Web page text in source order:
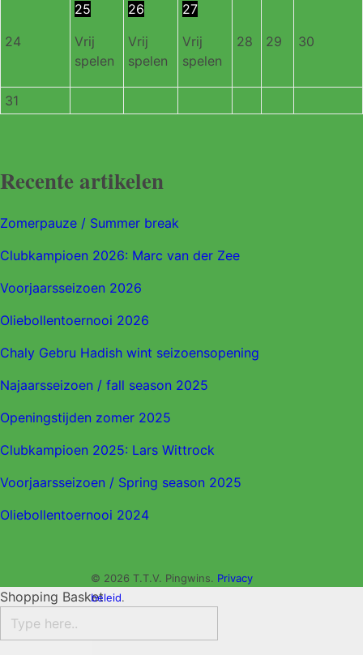
24
25
Vrij
spelen
26
Vrij
spelen
27
Vrij
spelen
28 29 30
31
Recente artikelen
Zomerpauze / Summer break
Clubkampioen 2026: Marc van der Zee
Voorjaarsseizoen 2026
Oliebollentoernooi 2026
Chaly Gebru Hadish wint seizoensopening
Najaarsseizoen / fall season 2025
Openingstijden zomer 2025
Clubkampioen 2025: Lars Wittrock
Voorjaarsseizoen / Spring season 2025
Oliebollentoernooi 2024
© 2026 T.T.V. Pingwins. Privacy
beleid.
Shopping Basket